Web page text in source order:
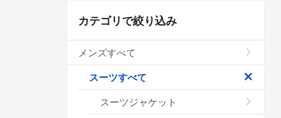
カテゴリで絞り込み
メンズすべて
スーツすべて
スーツジャケット